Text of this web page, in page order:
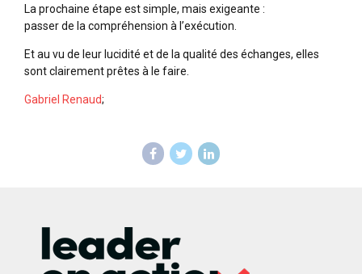
La prochaine étape est simple, mais exigeante :
passer de la compréhension à l’exécution.
Et au vu de leur lucidité et de la qualité des échanges, elles
sont clairement prêtes à le faire.
Gabriel Renaud;